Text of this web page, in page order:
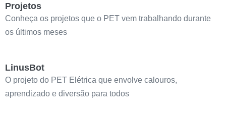
Projetos
Conheça os projetos que o PET vem trabalhando durante
os últimos meses
LinusBot
O projeto do PET Elétrica que envolve calouros,
aprendizado e diversão para todos